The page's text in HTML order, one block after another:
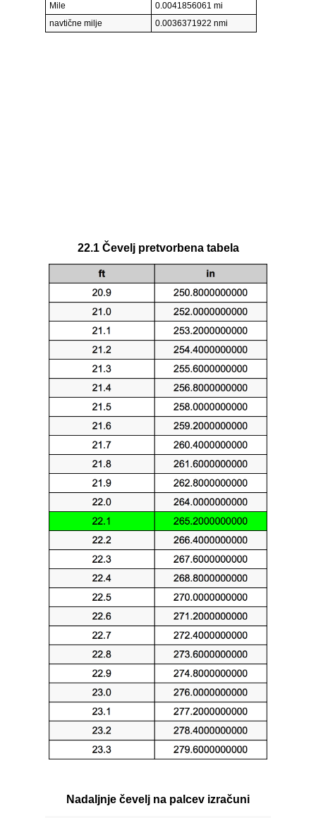
Mile
0.0041856061 mi
navtične milje
0.0036371922 nmi
22.1 Čevelj pretvorbena tabela
Nadaljnje čevelj na palcev izračuni